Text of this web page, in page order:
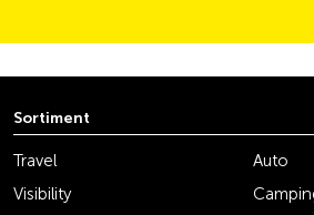
Sortiment
Travel
Auto
Visibility